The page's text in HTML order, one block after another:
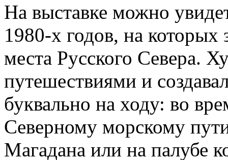
На выставке можно
1980-х годов, на которых
места Русского Севера.
путешествиями и
буквально на ходу: во
Северному морскому
Магадана или на палубе